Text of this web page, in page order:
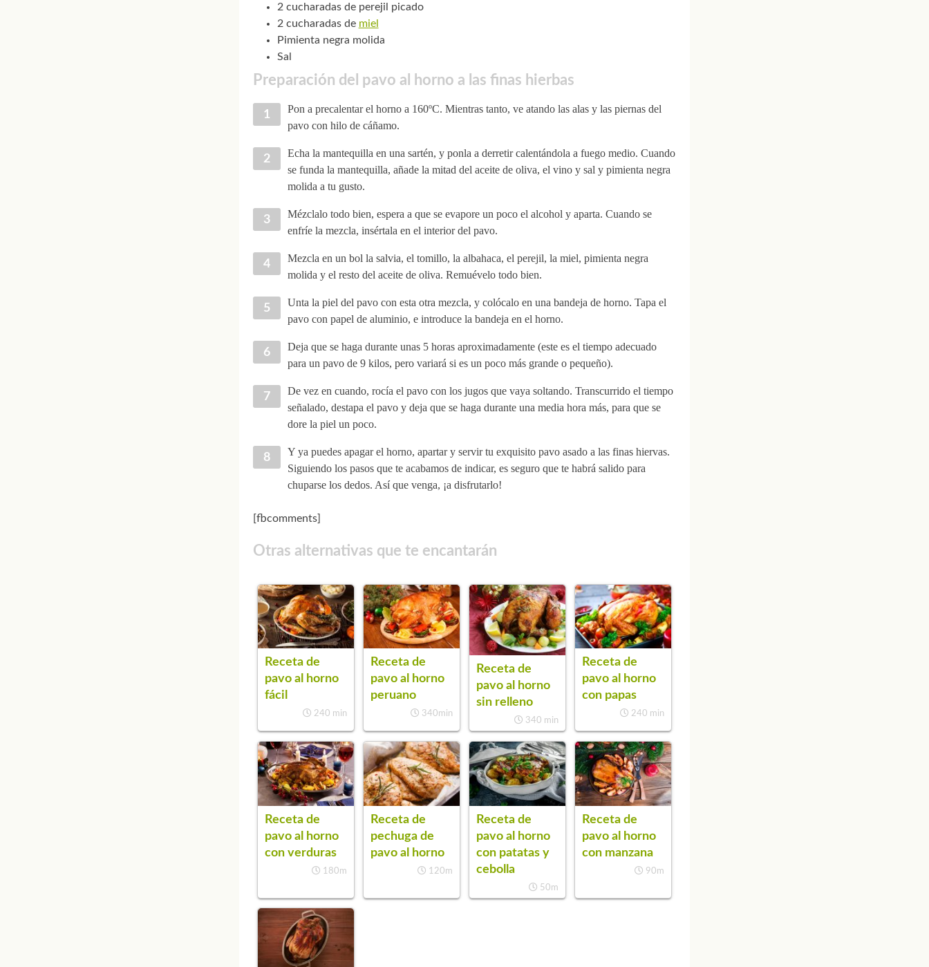
2 cucharadas de perejil picado
2 cucharadas de miel
Pimienta negra molida
Sal
Preparación del pavo al horno a las finas hierbas
Pon a precalentar el horno a 160ºC. Mientras tanto, ve atando las alas y las piernas del
pavo con hilo de cáñamo.
Echa la mantequilla en una sartén, y ponla a derretir calentándola a fuego medio. Cuando
se funda la mantequilla, añade la mitad del aceite de oliva, el vino y sal y pimienta negra
molida a tu gusto.
Mézclalo todo bien, espera a que se evapore un poco el alcohol y aparta. Cuando se
enfríe la mezcla, insértala en el interior del pavo.
Mezcla en un bol la salvia, el tomillo, la albahaca, el perejil, la miel, pimienta negra
molida y el resto del aceite de oliva. Remuévelo todo bien.
Unta la piel del pavo con esta otra mezcla, y colócalo en una bandeja de horno. Tapa el
pavo con papel de aluminio, e introduce la bandeja en el horno.
Deja que se haga durante unas 5 horas aproximadamente (este es el tiempo adecuado
para un pavo de 9 kilos, pero variará si es un poco más grande o pequeño).
De vez en cuando, rocía el pavo con los jugos que vaya soltando. Transcurrido el tiempo
señalado, destapa el pavo y deja que se haga durante una media hora más, para que se
dore la piel un poco.
Y ya puedes apagar el horno, apartar y servir tu exquisito pavo asado a las finas hiervas.
Siguiendo los pasos que te acabamos de indicar, es seguro que te habrá salido para
chuparse los dedos. Así que venga, ¡a disfrutarlo!
[fbcomments]
Otras alternativas que te encantarán
Receta de
pavo al horno
fácil
240 min
Receta de
pavo al horno
peruano
340min
Receta de
pavo al horno
sin relleno
340 min
Receta de
pavo al horno
con papas
240 min
Receta de
pavo al horno
con verduras
180m
Receta de
pechuga de
pavo al horno
120m
Receta de
pavo al horno
con patatas y
cebolla
50m
Receta de
pavo al horno
con manzana
90m